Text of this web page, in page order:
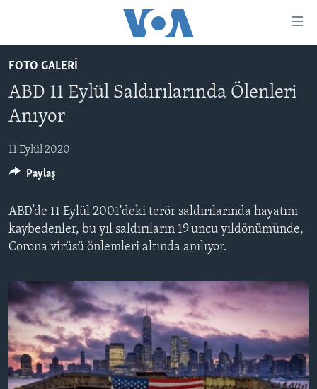
geç
Ana
geç
geç
TÜRKİYE
AMERİKA
ORTADOĞU
AVRUPA
ULUSLARARASI
SAĞLIK
BİLİM VE TEKNOLOJİ
EKONOMİ
ÇEVRE
HAYATTAN
SANAT
PROGRAMLAR
AMERİKA'DA YAŞAM
UKRAYNA KRİZİ
YAPAY ZEKA
YORUMLAR
AMERIKA'YA ÖZEL
İNGİLİZCE DERSLERİ
MULTİMEDYA
VİDEO GALERİ
FOTO GALERİ
LEARNING ENGLISH
BIZI TAKIP EDIN
FOTO GALERİ
ABD 11 Eylül Saldırılarında Ölenleri
Anıyor
11 Eylül 2020
ABD’de 11 Eylül 2001'deki terör saldırılarında hayatını
kaybedenler, bu yıl saldırıların 19'uncu yıldönümünde,
Corona virüsü önlemleri altında anılıyor.
Paylaş